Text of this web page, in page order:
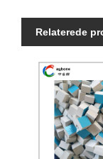
Relaterede